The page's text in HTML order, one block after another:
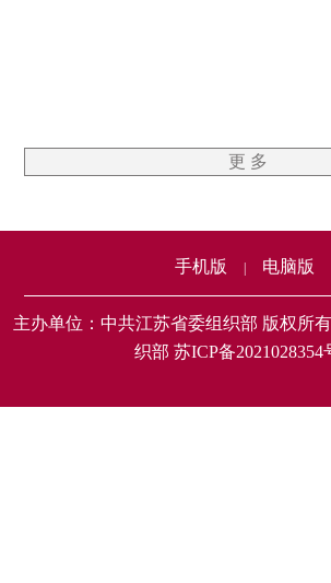
更 多
手机版 电脑版
主办单位：中共江苏省委组织部 版权所
织部 苏ICP备2021028354